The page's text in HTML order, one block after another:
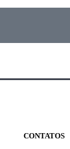
CONTATOS